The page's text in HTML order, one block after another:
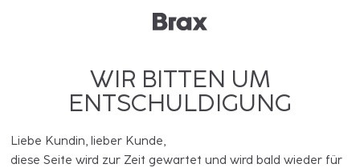
WIR BITTEN UM
ENTSCHULDIGUNG
Liebe Kundin, lieber Kunde,
diese Seite wird zur Zeit gewartet und wird bald wieder für